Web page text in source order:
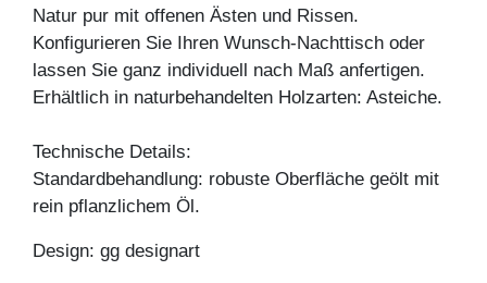
Natur pur mit offenen Ästen und Rissen.
Konfigurieren Sie Ihren Wunsch-Nachttisch oder
lassen Sie ganz individuell nach Maß anfertigen.
Erhältlich in naturbehandelten Holzarten: Asteiche.
Technische Details:
Standardbehandlung: robuste Oberfläche geölt mit
rein pflanzlichem Öl.
Design: gg designart